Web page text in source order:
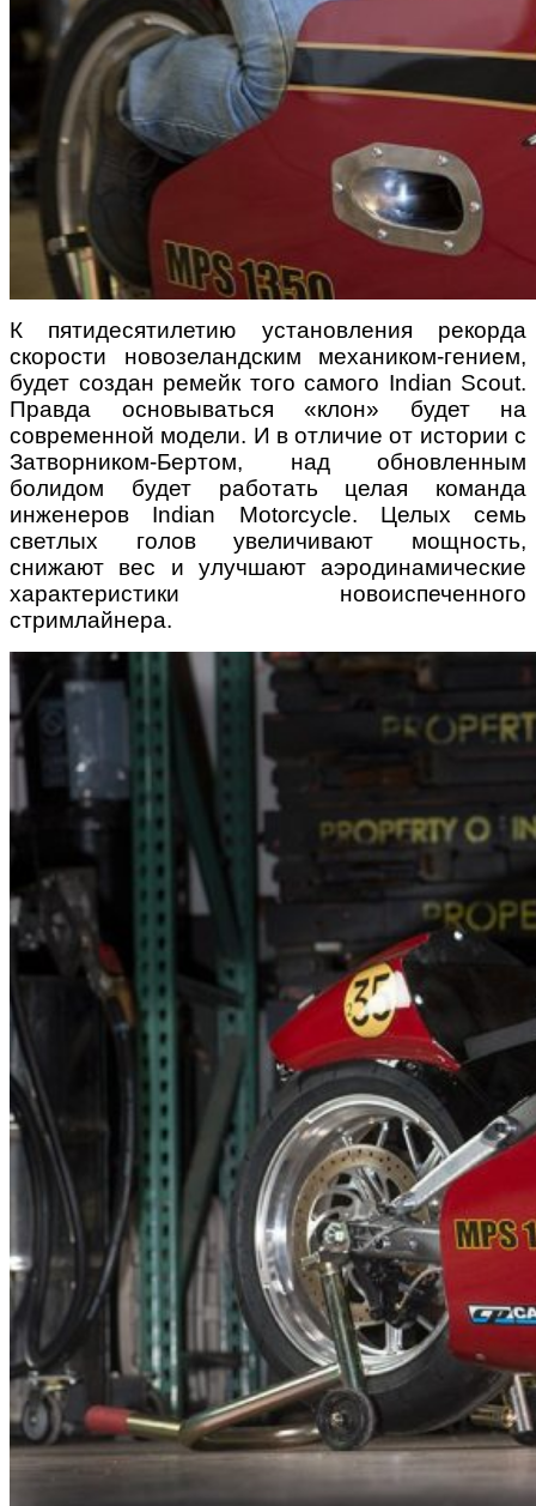
К пятидесятилетию установления рекорда
скорости новозеландским механиком-гением,
будет создан ремейк того самого Indian Scout.
Правда основываться «клон» будет на
современной модели. И в отличие от истории с
Затворником-Бертом, над обновленным
болидом будет работать целая команда
инженеров Indian Motorcycle. Целых семь
светлых голов увеличивают мощность,
снижают вес и улучшают аэродинамические
характеристики новоиспеченного
стримлайнера.